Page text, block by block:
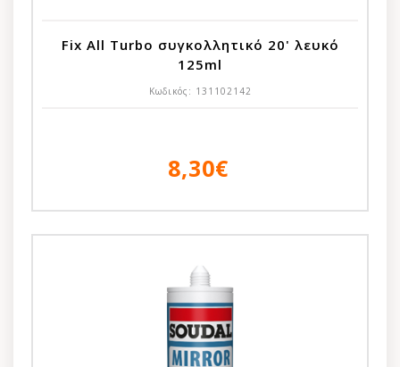
Fix All Turbo συγκολλητικό 20' λευκό
125ml
Κωδικός: 131102142
8,30€